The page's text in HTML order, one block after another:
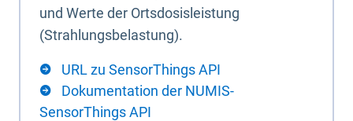
und Werte der Ortsdosisleistung
(Strahlungsbelastung).
URL zu SensorThings API
Dokumentation der NUMIS-
SensorThings API